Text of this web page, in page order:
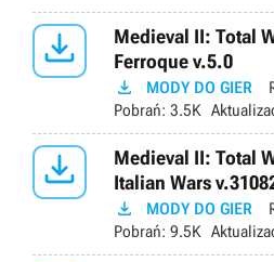

Medieval II: Total
Ferroque v.5.0
 MODY DO GIER
Pobrań: 3.5K

Medieval II: Total
Italian Wars
 MODY DO GIER
Pobrań: 9.5K